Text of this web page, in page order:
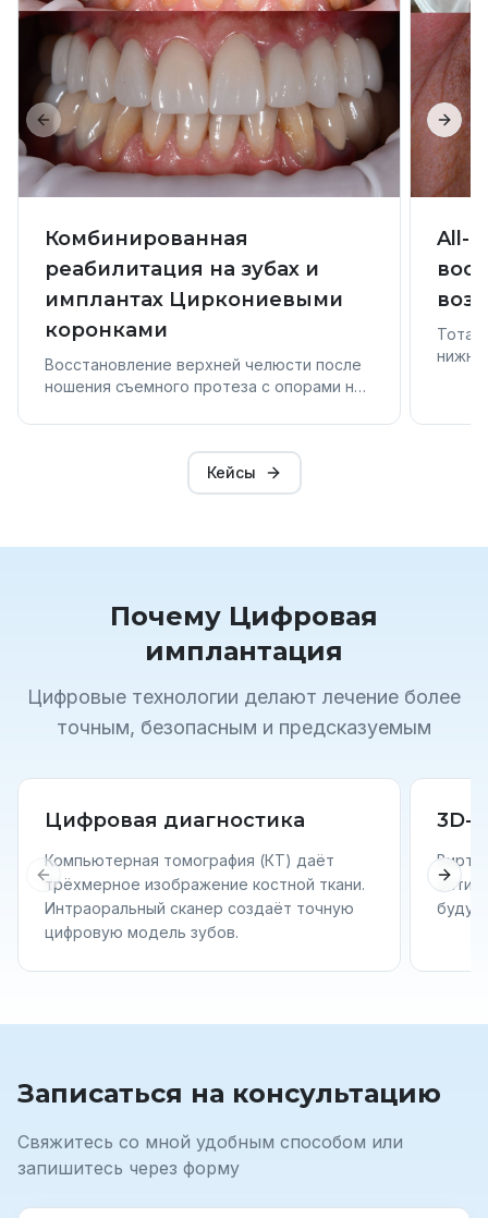
Комбинированная
реабилитация на зубах и
имплантах Циркониевыми
коронками
Восстановление верхней челюсти после
ношения съемного протеза с опорами на
зубы, остальные зубы мы восстановили на
имплантах. Финальная работа на Цирконии
немецкого производства.
All-
с
Previous slide Next
Кейсы
Почему Цифровая
имплантация
Цифровые технологии делают лечение более
точным, безопасным и предсказуемым
Цифровая диагностика
Компьютерная томография (КТ) даёт
трёхмерное изображение костной ткани.
Интраоральный сканер создаёт точную
цифровую модель зубов.
3D-
Previous slide Next
Записаться на консультацию
Свяжитесь со мной удобным способом или
запишитесь через форму